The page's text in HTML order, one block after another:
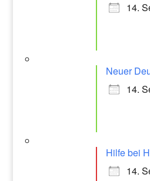
14.
Neuer
14.
Hilfe bei
14.